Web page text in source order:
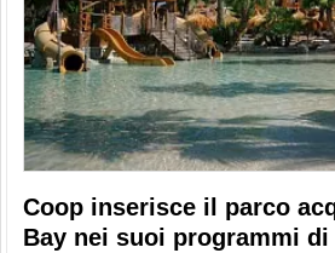
Coop inserisce il parco
Bay nei suoi programmi